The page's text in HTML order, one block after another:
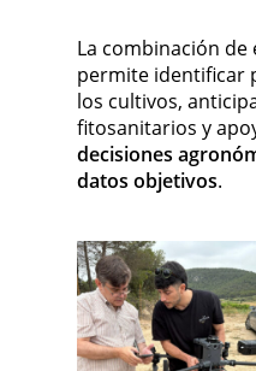
La combinación de
permite identificar
los cultivos,
fitosanitarios y
decisiones
datos objetivos.